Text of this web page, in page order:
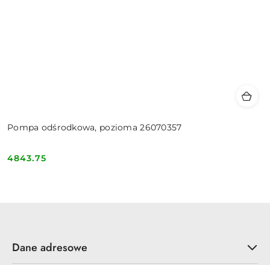
Pompa odśrodkowa, pozioma 26070357
Cena:
4843.75
Dane adresowe